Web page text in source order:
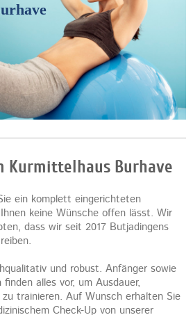
Kurmittelhaus Burhave
ein komplett eingerichteten
keine Wünsche offen lässt. Wir
dass wir seit 2017 Butjadingens
und robust. Anfänger sowie
alles vor, um Ausdauer,
trainieren. Auf Wunsch erhalten Sie
Check-Up von unserer